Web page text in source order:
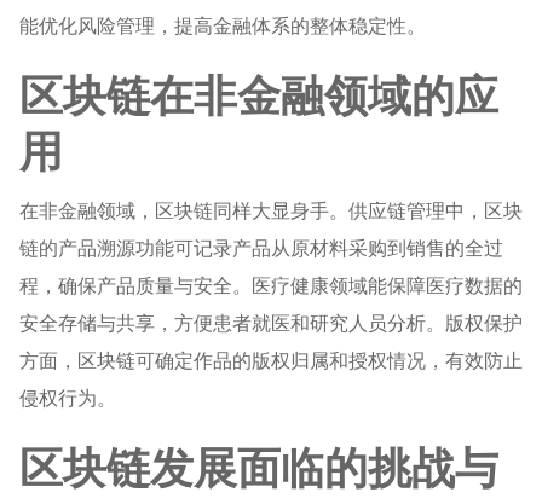
能优化风险管理，提高金融体系的整体稳定性。
区块链在非金融领域的应
用
在非金融领域，区块链同样大显身手。供应链管理中，区块
链的产品溯源功能可记录产品从原材料采购到销售的全过
程，确保产品质量与安全。医疗健康领域能保障医疗数据的
安全存储与共享，方便患者就医和研究人员分析。版权保护
方面，区块链可确定作品的版权归属和授权情况，有效防止
侵权行为。
区块链发展面临的挑战与